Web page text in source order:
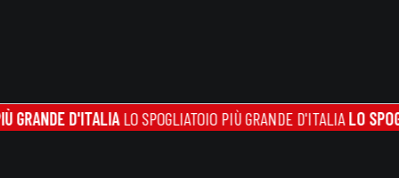
D'ITALIALO SPOGLIATOIO PIÙ GRANDE D'ITALIALO